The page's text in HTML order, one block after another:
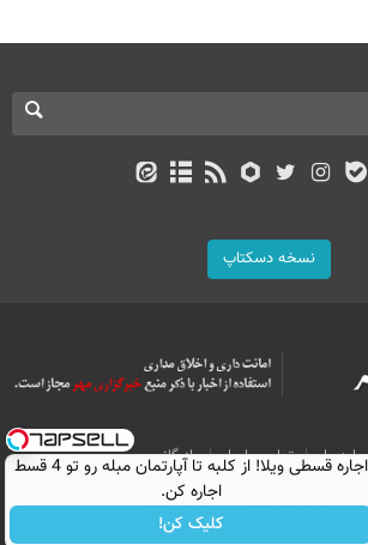
نسخه دسکتاپ
ما تماس با ما
بازرگانی
All Content by Mehr News Agency is licensed
Attribution 4.0 International
اجاره‌ قسطی ویلا! از کلبه تا آپارتمان مبله رو تو 4 قسط
اجاره کن.
کلیک کن!